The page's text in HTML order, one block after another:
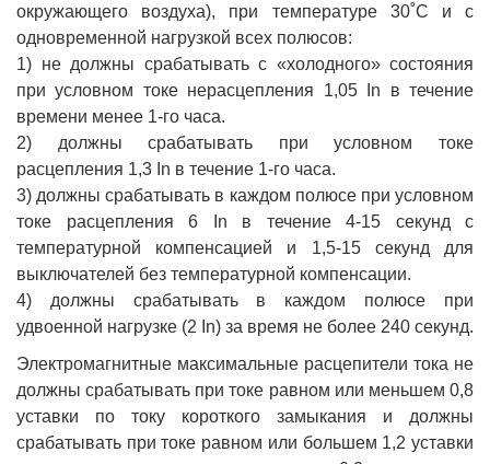
окружающего воздуха), при температуре 30˚С и с
одновременной нагрузкой всех полюсов:
1) не должны срабатывать с «холодного» состояния
при условном токе нерасцепления 1,05 In в течение
времени менее 1-го часа.
2) должны срабатывать при условном токе
расцепления 1,3 In в течение 1-го часа.
3) должны срабатывать в каждом полюсе при условном
токе расцепления 6 In в течение 4-15 секунд с
температурной компенсацией и 1,5-15 секунд для
выключателей без температурной компенсации.
4) должны срабатывать в каждом полюсе при
удвоенной нагрузке (2 In) за время не более 240 секунд.
Электромагнитные максимальные расцепители тока не
должны срабатывать при токе равном или меньшем 0,8
уставки по току короткого замыкания и должны
срабатывать при токе равном или большем 1,2 уставки